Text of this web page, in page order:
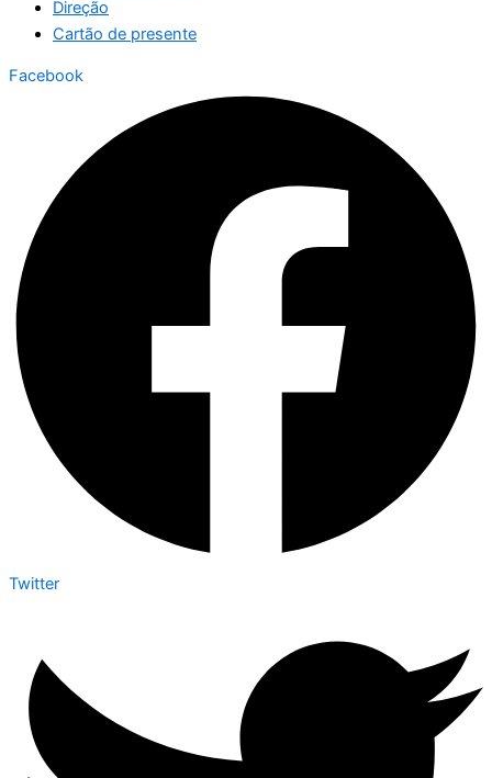
Direção
Cartão de presente
Facebook
Twitter